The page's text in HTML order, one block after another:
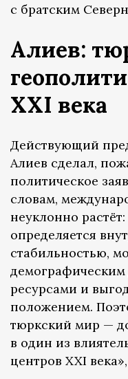
с братским
Алиев:
XXI века
Действующий
Алиев сделал,
политическое
словам,
неуклонно
определяется
стабильностью,
ресурсами и
положением.
тюркский мир —
в один из
центров XXI